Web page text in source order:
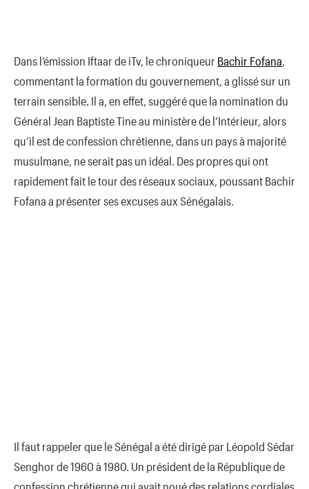
Dans l’émission Iftaar de iTv, le chroniqueur Bachir Fofana,
commentant la formation du gouvernement, a glissé sur un
terrain sensible. Il a, en effet, suggéré que la nomination du
Général Jean Baptiste Tine au ministère de l’Intérieur, alors
qu’il est de confession chrétienne, dans un pays à majorité
musulmane, ne serait pas un idéal. Des propres qui ont
rapidement fait le tour des réseaux sociaux, poussant Bachir
Fofana a présenter ses excuses aux Sénégalais.
Il faut rappeler que le Sénégal a été dirigé par Léopold Sédar
Senghor de 1960 à 1980. Un président de la République de
confession chrétienne qui avait noué des relations cordiales